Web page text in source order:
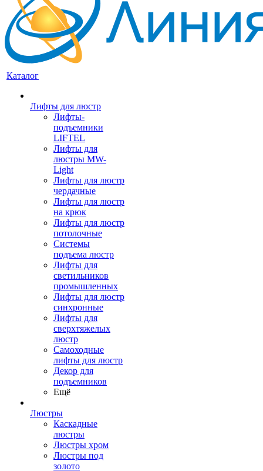
Каталог
Лифты для люстр
Лифты-
подъемники
LIFTEL
Лифты для
люстры MW-
Light
Лифты для люстр
чердачные
Лифты для люстр
на крюк
Лифты для люстр
потолочные
Системы
подъема люстр
Лифты для
светильников
промышленных
Лифты для люстр
синхронные
Лифты для
сверхтяжелых
люстр
Самоходные
лифты для люстр
Декор для
подъемников
Ещё
Люстры
Каскадные
люстры
Люстры хром
Люстры под
золото